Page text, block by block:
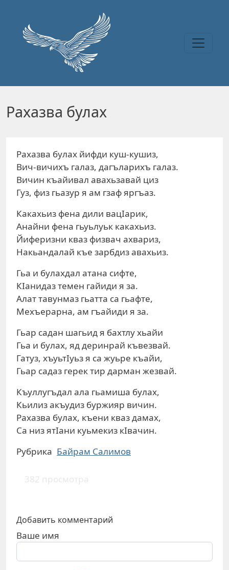
Рахазва булах
Рахазва булах йифди куш-кушиз,
Вич-вичихъ галаз, дагъларихъ галаз.
Вичин къайивал авахьзавай циз
Гуз, физ гьазур я ам гзаф яргъаз.
Какахьиз фена дили вацIарик,
Анайни фена гьуьлуьк какахьиз.
Йиферизни кваз физвач ахвариз,
Накьандалай къе зарбдиз авахьиз.
Гьа и булахдал атана сифте,
КIанидаз темен гайиди я за.
Алат тавунмаз гьатта са гьафте,
Мехъерарна, ам гъайиди я за.
Гьар садан шагьид я бахтлу хьайи
Гьа и булах, яд деринрай къвезвай.
Гатуз, хъуьтIуьз я са жуьре къайи,
Гьар садаз герек тир дарман жезвай.
Къуллугъдал ала гьамиша булах,
Кьилиз акъудиз буржияр вичин.
Рахазва булах, къени кваз дамах,
Са низ ятIани куьмекиз кIвачин.
Рубрика Байрам Салимов
382 просмотра
Добавить комментарий
Ваше имя